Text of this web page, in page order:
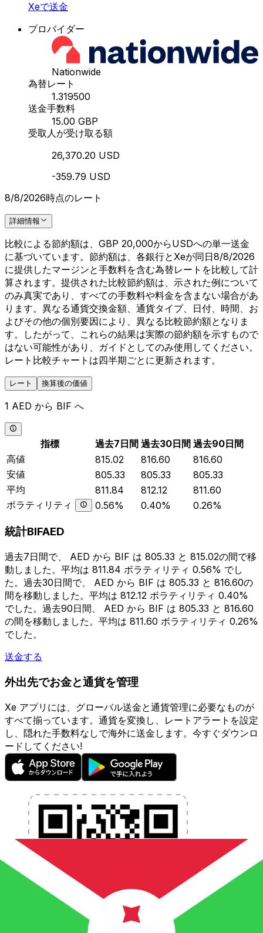
Xeで送金
プロバイダー
Nationwide
為替レート
1.319500
送金手数料
15.00 GBP
受取人が受け取る額
26,370.20 USD
-359.79 USD
8/8/2026時点のレート
詳細情報
比較による節約額は、GBP 20,000からUSDへの単一送金
に基づいています。節約額は、各銀行とXeが同日8/8/2026
に提供したマージンと手数料を含む為替レートを比較して計
算されます。提供された比較節約額は、示された例について
のみ真実であり、すべての手数料や料金を含まない場合があ
ります。異なる通貨交換金額、通貨タイプ、日付、時間、お
よびその他の個別要因により、異なる比較節約額となりま
す。したがって、これらの結果は実際の節約額を示すもので
はない可能性があり、ガイドとしてのみ使用してください。
レート比較チャートは四半期ごとに更新されます。
レート 換算後の価値
1 AED から BIF へ
指標 過去7日間 過去30日間 過去90日間
高値
815.02 816.60
816.60
安値
805.33 805.33
805.33
平均
811.84 812.12
811.60
ボラティリティ
0.56% 0.40% 0.26%
統計BIFAED
過去7日間で、 AED から BIF は 805.33 と 815.02の間で移
動しました。平均は 811.84 ボラティリティ 0.56% でし
た。過去30日間で、 AED から BIF は 805.33 と 816.60の
間を移動しました。平均は 812.12 ボラティリティ 0.40%
でした。過去90日間、 AED から BIF は 805.33 と 816.60
の間を移動しました。平均は 811.60 ボラティリティ 0.26%
でした。
送金する
外出先でお金と通貨を管理
Xe アプリには、グローバル送金と通貨管理に必要なものが
すべて揃っています。通貨を変換し、レートアラートを設定
し、隠れた手数料なしで海外に送金します。今すぐダウンロ
ードしてください!